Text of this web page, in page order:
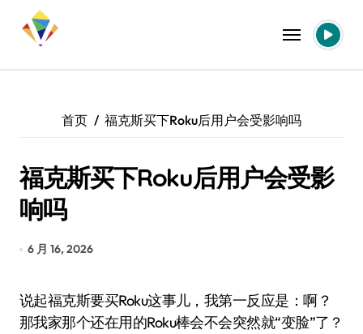
首页 福克斯买下Roku后用户会受影响吗
福克斯买下Roku后用户会受影
响吗
6 月 16, 2026
说起福克斯要买Roku这事儿，我第一反应是：啊？
那我家那个还在用的Roku棒会不会突然就“变脸”了？